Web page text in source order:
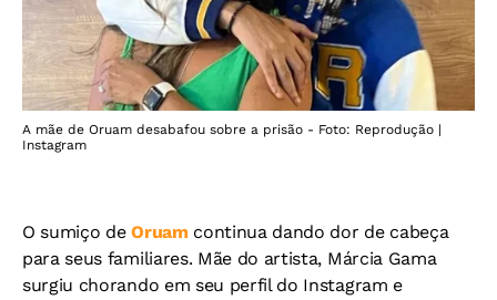
A mãe de Oruam desabafou sobre a prisão - Foto: Reprodução |
Instagram
O sumiço deOruamcontinua dando dor de cabeça
para seus familiares. Mãe do artista, Márcia Gama
surgiu chorando em seu perfil do Instagram e